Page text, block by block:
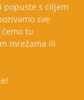
popuste s ciljem
sve
tu
mrežama ili